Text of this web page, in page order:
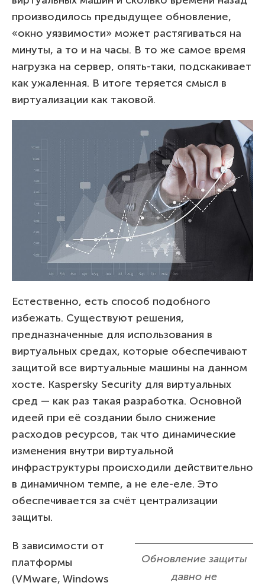
производилось предыдущее обновление,
«окно уязвимости» может растягиваться на
минуты, а то и на часы. В то же самое время
нагрузка на сервер, опять-таки, подскакивает
как ужаленная. В итоге теряется смысл в
виртуализации как таковой.
Естественно, есть способ подобного
избежать. Существуют решения,
предназначенные для использования в
виртуальных средах, которые обеспечивают
защитой все виртуальные машины на данном
хосте. Kaspersky Security для виртуальных
сред — как раз такая разработка. Основной
идеей при её создании было снижение
расходов ресурсов, так что динамические
изменения внутри виртуальной
инфраструктуры происходили действительно
в динамичном темпе, а не еле-еле. Это
обеспечивается за счёт централизации
защиты.
Обновление защиты
давно не
В зависимости от
платформы
(VMware, Windows